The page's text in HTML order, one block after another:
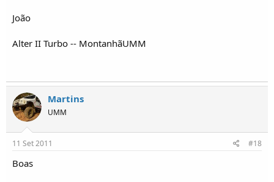
João
Alter II Turbo -- MontanhãUMM
Martins
UMM
11 Set 2011 #18
Boas